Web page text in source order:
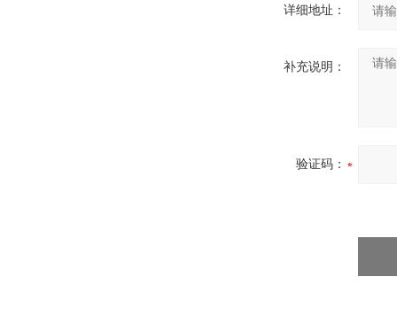
详细地址：
补充说明：
验证码：